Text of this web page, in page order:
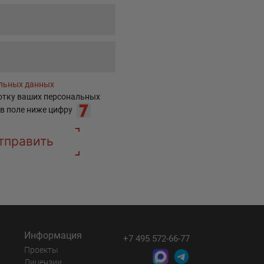
данных
ваших персональных
поле ниже цифру
Информация
Проекты
+7 495 572-66-77